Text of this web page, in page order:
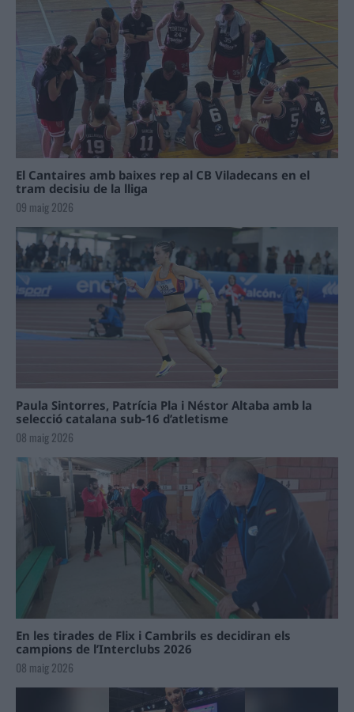
El Cantaires amb baixes rep al CB Viladecans en el
tram decisiu de la lliga
09 maig 2026
Paula Sintorres, Patrícia Pla i Néstor Altaba amb la
selecció catalana sub-16 d’atletisme
08 maig 2026
En les tirades de Flix i Cambrils es decidiran els
campions de l’Interclubs 2026
08 maig 2026